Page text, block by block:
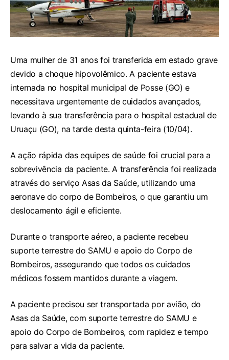
Uma mulher de 31 anos foi transferida em estado grave
devido a choque hipovolêmico. A paciente estava
internada no hospital municipal de Posse (GO) e
necessitava urgentemente de cuidados avançados,
levando à sua transferência para o hospital estadual de
Uruaçu (GO), na tarde desta quinta-feira (10/04).
A ação rápida das equipes de saúde foi crucial para a
sobrevivência da paciente. A transferência foi realizada
através do serviço Asas da Saúde, utilizando uma
aeronave do corpo de Bombeiros, o que garantiu um
deslocamento ágil e eficiente.
Durante o transporte aéreo, a paciente recebeu
suporte terrestre do SAMU e apoio do Corpo de
Bombeiros, assegurando que todos os cuidados
médicos fossem mantidos durante a viagem.
A paciente precisou ser transportada por avião, do
Asas da Saúde, com suporte terrestre do SAMU e
apoio do Corpo de Bombeiros, com rapidez e tempo
para salvar a vida da paciente.